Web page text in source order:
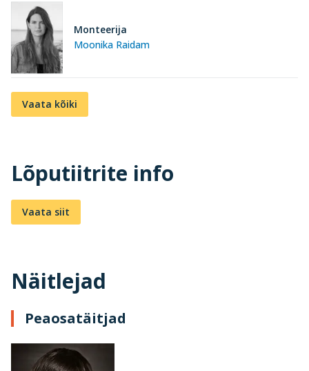
Moonika Raidam
Monteerija
Vaata kõiki
Lõputiitrite info
Vaata siit
Näitlejad
Peaosatäitjad